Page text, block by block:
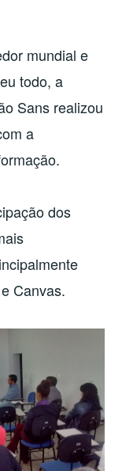
mundial e
todo, a
Sans realizou
a
dos
Canvas.